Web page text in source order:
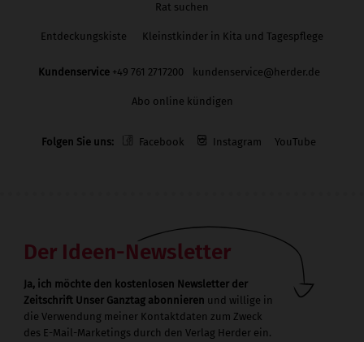
Rat suchen
Entdeckungskiste Kleinstkinder in Kita und Tagespflege
Kundenservice +49 761 2717200 kundenservice@herder.de
Abo online kündigen
Folgen Sie uns: Facebook Instagram YouTube
Der Ideen-Newsletter
Ja, ich möchte den kostenlosen Newsletter der
Zeitschrift Unser Ganztag abonnieren und willige in
die Verwendung meiner Kontaktdaten zum Zweck
des E-Mail-Marketings durch den Verlag Herder ein.